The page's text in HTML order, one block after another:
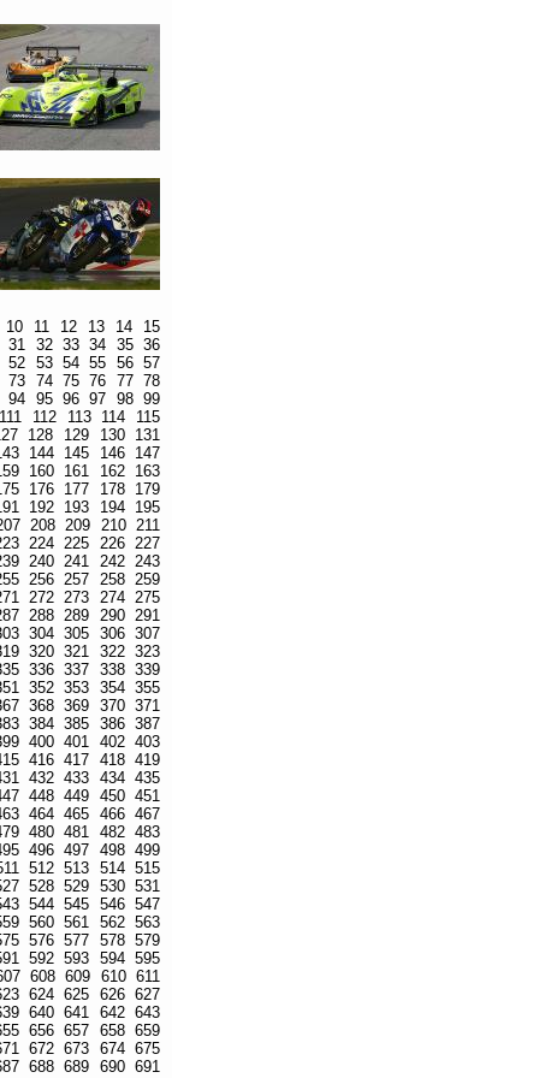
10 11 12 13 14
15
31 32 33 34 35 36
52 53 54 55 56 57
73 74 75 76 77 78
94 95 96 97 98 99
112 113 114
115
128 129 130
131
144 145 146
147
160 161 162
163
176 177 178
179
192 193 194
195
208 209 210 211
224 225 226 227
240 241 242 243
256 257 258 259
272 273 274 275
288 289 290 291
304 305 306 307
320 321 322 323
336 337 338 339
352 353 354 355
368 369 370 371
384 385 386 387
400 401 402 403
416 417 418 419
432 433 434 435
448 449 450 451
464 465 466 467
480 481 482 483
496 497 498 499
512 513 514 515
528 529 530 531
544 545 546 547
560 561 562 563
576 577 578 579
592 593 594 595
608 609 610 611
624 625 626 627
640 641 642 643
656 657 658 659
672 673 674 675
688 689 690 691